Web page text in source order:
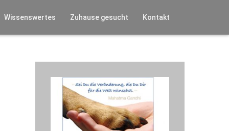
Wissenswertes Zuhause gesucht Kontakt